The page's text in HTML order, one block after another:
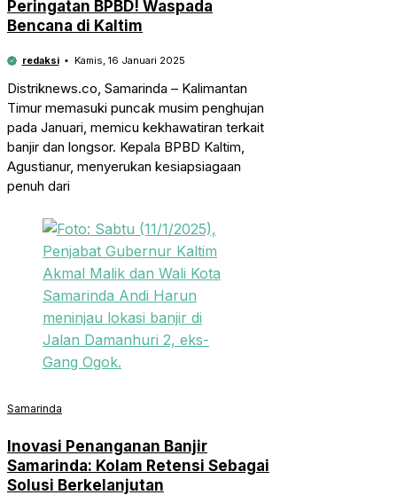
Peringatan BPBD! Waspada
Bencana di Kaltim
redaksi Kamis, 16 Januari 2025
Distriknews.co, Samarinda – Kalimantan
Timur memasuki puncak musim penghujan
pada Januari, memicu kekhawatiran terkait
banjir dan longsor. Kepala BPBD Kaltim,
Agustianur, menyerukan kesiapsiagaan
penuh dari
Samarinda
Inovasi Penanganan Banjir
Samarinda: Kolam Retensi Sebagai
Solusi Berkelanjutan